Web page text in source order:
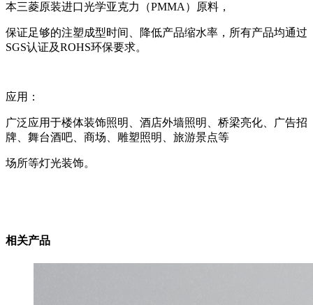
本三菱原装进口光学亚克力（PMMA）原料，
保证足够的注塑成型时间、降低产品缩水率，所有产品均通过
SGS认证及ROHS环保要求。
应用：
广泛应用于楼体装饰照明、酒店外墙照明、桥梁亮化、广告招
牌、舞台酒吧、商场、雕塑照明、旅游景点等
场所等灯光装饰。
相关产品